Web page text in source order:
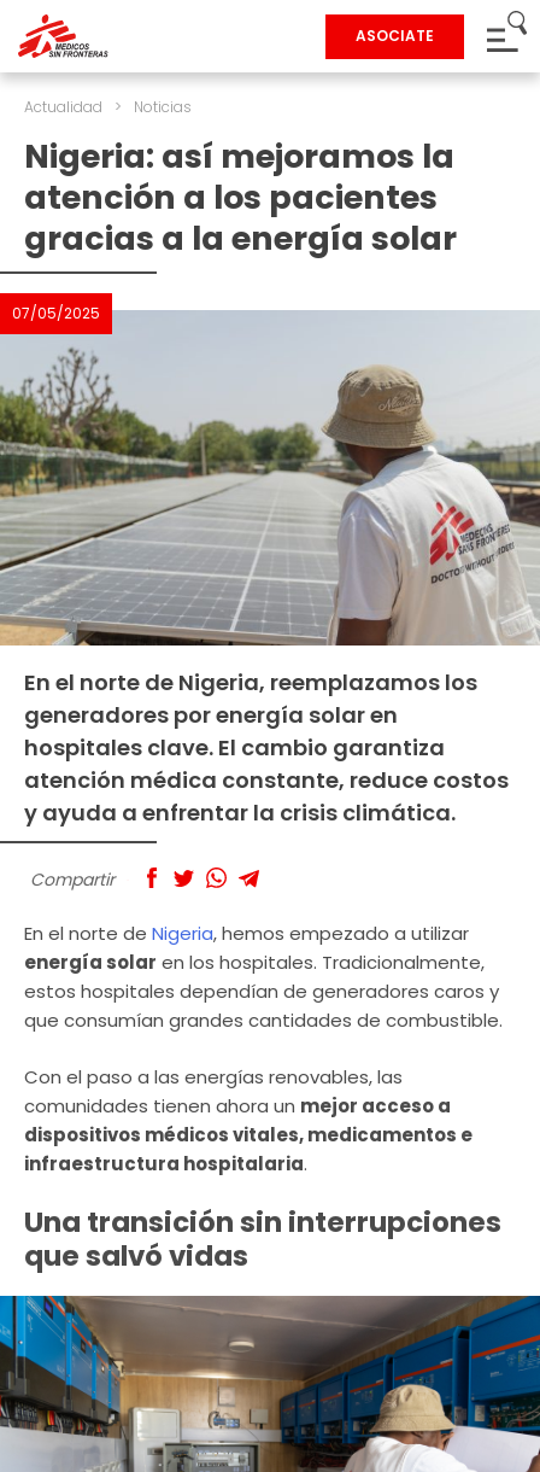
ASOCIATE
Actualidad > Noticias
Nigeria: así mejoramos la
atención a los pacientes
gracias a la energía solar
07/05/2025
En el norte de Nigeria, reemplazamos los
generadores por energía solar en
hospitales clave. El cambio garantiza
atención médica constante, reduce costos
y ayuda a enfrentar la crisis climática.
Compartir
En el norte de Nigeria, hemos empezado a utilizar
energía solar en los hospitales. Tradicionalmente,
estos hospitales dependían de generadores caros y
que consumían grandes cantidades de combustible.
Con el paso a las energías renovables, las
comunidades tienen ahora un mejor acceso a
dispositivos médicos vitales, medicamentos e
infraestructura hospitalaria.
Una transición sin interrupciones
que salvó vidas